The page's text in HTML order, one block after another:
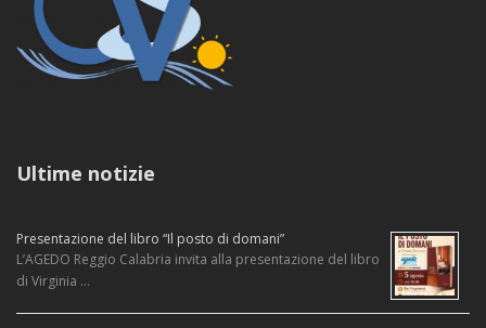
Ultime notizie
Presentazione del libro “Il posto di domani”
L’AGEDO Reggio Calabria invita alla presentazione del libro
di Virginia …